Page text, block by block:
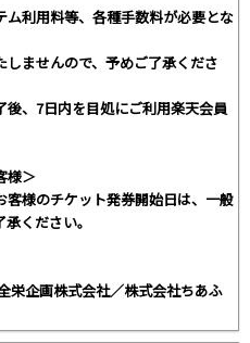
利用料等、各種手数料が必要とな
ませんので、予めご了承くださ
、7日内を目処にご利用楽天会員
様＞
様のチケット発券開始日は、一般
ください。
企画株式会社／株式会社ちあふ